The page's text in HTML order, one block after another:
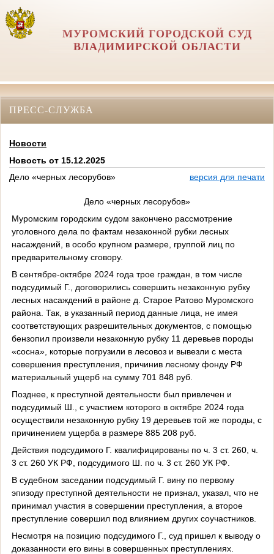
МУРОМСКИЙ ГОРОДСКОЙ СУД
ВЛАДИМИРСКОЙ ОБЛАСТИ
ПРЕСС-СЛУЖБА
Новости
Новость от 15.12.2025
Дело «черных лесорубов»
версия для печати
Дело «черных лесорубов»
Муромским городским судом закончено рассмотрение
уголовного дела по фактам незаконной рубки лесных
насаждений, в особо крупном размере, группой лиц по
предварительному сговору.
В сентябре-октябре 2024 года трое граждан, в том числе
подсудимый Г., договорились совершить незаконную рубку
лесных насаждений в районе д. Старое Ратово Муромского
района. Так, в указанный период данные лица, не имея
соответствующих разрешительных документов, с помощью
бензопил произвели незаконную рубку 11 деревьев породы
«сосна», которые погрузили в лесовоз и вывезли с места
совершения преступления, причинив лесному фонду РФ
материальный ущерб на сумму 701 848 руб.
Позднее, к преступной деятельности был привлечен и
подсудимый Ш., с участием которого в октябре 2024 года
осуществили незаконную рубку 19 деревьев той же породы, с
причинением ущерба в размере 885 208 руб.
Действия подсудимого Г. квалифицированы по ч. 3 ст. 260, ч.
3 ст. 260 УК РФ, подсудимого Ш. по ч. 3 ст. 260 УК РФ.
В судебном заседании подсудимый Г. вину по первому
эпизоду преступной деятельности не признал, указал, что не
принимал участия в совершении преступления, а второе
преступление совершил под влиянием других соучастников.
Несмотря на позицию подсудимого Г., суд пришел к выводу о
доказанности его вины в совершенных преступлениях.